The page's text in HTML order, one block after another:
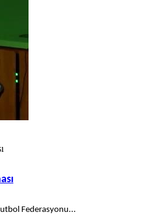
Federasyonu...